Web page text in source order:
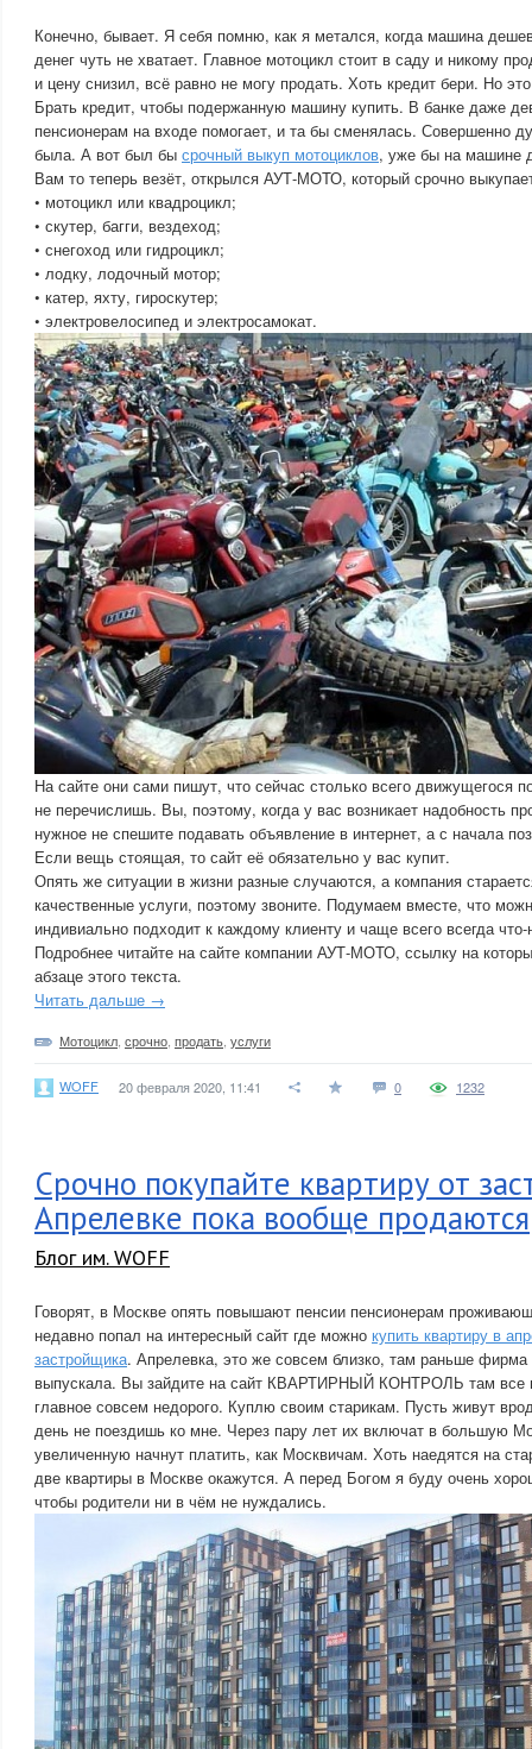
Конечно, бывает. Я себя помню, как я метался, когда машина
денег чуть не хватает. Главное мотоцикл стоит в саду и никому
и цену снизил, всё равно не могу продать. Хоть кредит бери. Но
Брать кредит, чтобы подержанную машину купить. В банке даже
пенсионерам на входе помогает, и та бы сменялась. Совершенно
была. А вот был бы срочный выкуп мотоциклов, уже бы на машине
Вам то теперь везёт, открылся АУТ-МОТО, который срочно
• мотоцикл или квадроцикл;
• скутер, багги, вездеход;
• снегоход или гидроцикл;
• лодку, лодочный мотор;
• катер, яхту, гироскутер;
• электровелосипед и электросамокат.
На сайте они сами пишут, что сейчас столько всего движущегося
не перечислишь. Вы, поэтому, когда у вас возникает надобность
нужное не спешите подавать объявление в интернет, а с начала
Если вещь стоящая, то сайт её обязательно у вас купит.
Опять же ситуации в жизни разные случаются, а компания
качественные услуги, поэтому звоните. Подумаем вместе, что
индивиально подходит к каждому клиенту и чаще всего всегда
Подробнее читайте на сайте компании АУТ-МОТО, ссылку на
абзаце этого текста.
Читать дальше →
Мотоцикл срочно продать услуги
WOFF 20 февраля 2020, 11:41 0 1232
Срочно покупайте квартиру от
Апрелевке пока вообще продаются
Блог им. WOFF
Говорят, в Москве опять повышают пенсии пенсионерам
недавно попал на интересный сайт где можно купить квартиру в
застройщика. Апрелевка, это же совсем близко, там раньше
выпускала. Вы зайдите на сайт КВАРТИРНЫЙ КОНТРОЛЬ там все
главное совсем недорого. Куплю своим старикам. Пусть живут
день не поездишь ко мне. Через пару лет их включат в большую
увеличенную начнут платить, как Москвичам. Хоть наедятся на
две квартиры в Москве окажутся. А перед Богом я буду очень
чтобы родители ни в чём не нуждались.